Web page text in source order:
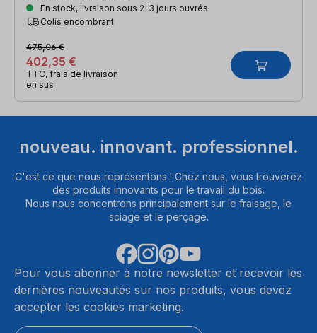
En stock, livraison sous 2-3 jours ouvrés
Colis encombrant
402,35 €
475,06 €
TTC, frais de livraison
en sus
nouveau. innovant. professionnel.
C'est ce que nous représentons ! Chez nous, vous trouverez
des produits innovants pour le travail du bois.
Nous nous concentrons principalement sur le fraisage, le
sciage et le perçage.
Pour vous abonner à notre newsletter et recevoir les
dernières nouveautés sur nos produits, vous devez
accepter les cookies marketing.